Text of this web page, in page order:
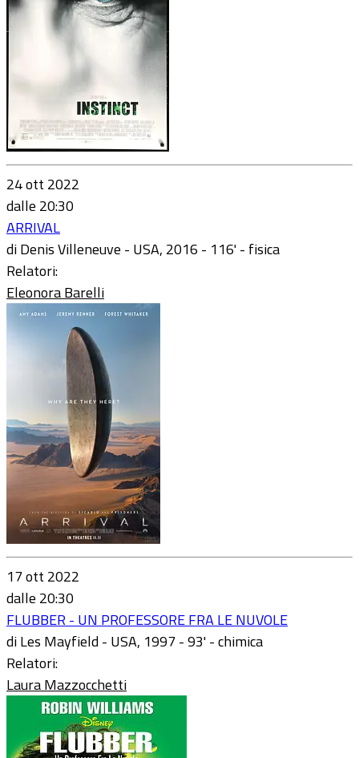
24 ott 2022
dalle 20:30
ARRIVAL
di Denis Villeneuve - USA, 2016 - 116' - fisica
Relatori:
Eleonora Barelli
17 ott 2022
dalle 20:30
FLUBBER - UN PROFESSORE FRA LE NUVOLE
di Les Mayfield - USA, 1997 - 93' - chimica
Relatori:
Laura Mazzocchetti